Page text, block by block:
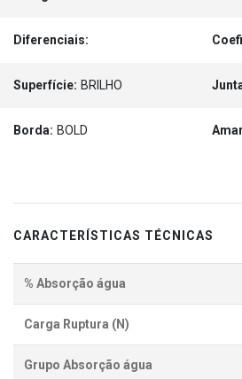
Diferenciais:
Superfície: BRILHO
Borda: BOLD
CARACTERÍSTICAS TÉCNICAS
% Absorção água
Carga Ruptura (N)
Grupo Absorção água